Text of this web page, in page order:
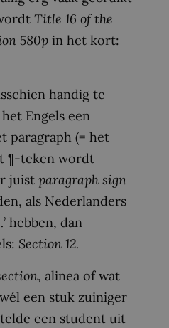
Title 16 of the
580p in het kort:
handig te
Engels een
paragraph (= het
¶-teken wordt
juist paragraph sign
als Nederlanders
hebben, dan
Section 12.
, alinea of wat
een stuk zuiniger
een student uit